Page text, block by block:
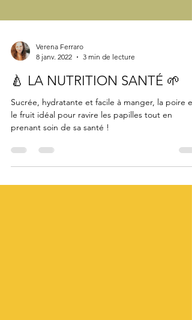
8 janv. 2022
3 min de lecture
🍐 LA NUTRITION SANTÉ 🌱
Sucrée, hydratante et facile à manger, la poire
le fruit idéal pour ravire les papilles tout en
prenant soin de sa santé !